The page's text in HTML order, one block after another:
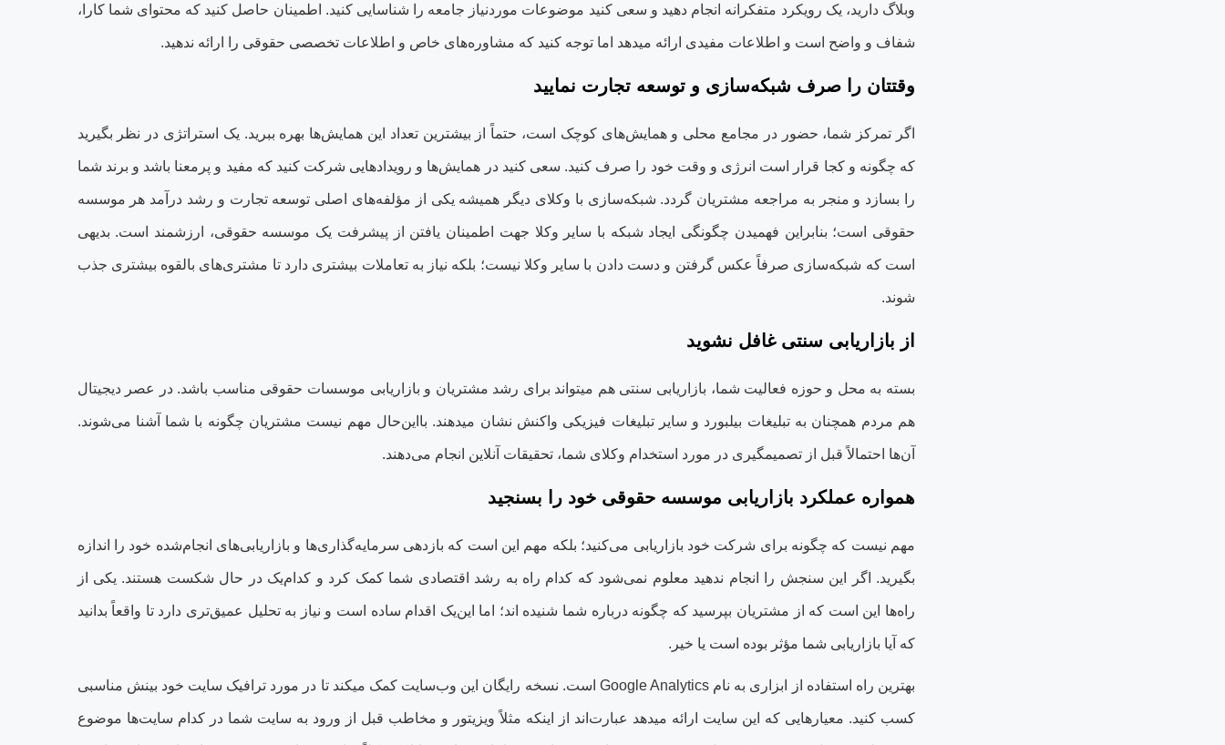
وبلاگ دارید، یک رویکرد متفکرانه انجام دهید و سعی کنید موضوعات موردنیاز جامعه را شناسایی کنید. اطمینان حاصل کنید که محتوای شما کارا،
شفاف و واضح است و اطلاعات مفیدی ارائه می‏دهد اما توجه کنید که مشاوره‌های خاص و اطلاعات تخصصی حقوقی را ارائه ندهید.
وقتتان را صرف شبکه‌سازی و توسعه تجارت نمایید
اگر تمرکز شما، حضور در مجامع محلی و همایش‌های کوچک است، حتماً از بیشترین تعداد این همایش‌ها بهره ببرید. یک استراتژی در نظر بگیرید
که چگونه و کجا قرار است انرژی و وقت خود را صرف کنید. سعی کنید در همایش‌ها و رویدادهایی شرکت کنید که مفید و پرمعنا باشد و برند شما
را بسازد و منجر به مراجعه مشتریان گردد. شبکه‌سازی با وکلای دیگر همیشه یکی از مؤلفه‌های اصلی توسعه تجارت و رشد درآمد هر موسسه
حقوقی است؛ بنابراین فهمیدن چگونگی ایجاد شبکه با سایر وکلا جهت اطمینان یافتن از پیشرفت یک موسسه حقوقی، ارزشمند است. بدیهی
است که شبکه‌سازی صرفاً عکس گرفتن و دست دادن با سایر وکلا نیست؛ بلکه نیاز به تعاملات بیشتری دارد تا مشتری‌های بالقوه بیشتری جذب
شوند.
از بازاریابی سنتی غافل نشوید
بسته به محل و حوزه فعالیت شما، بازاریابی سنتی هم می‏تواند برای رشد مشتریان و بازاریابی موسسات حقوقی مناسب باشد. در عصر دیجیتال
هم مردم همچنان به تبلیغات بیلبورد و سایر تبلیغات فیزیکی واکنش نشان می‏دهند. بااین‌حال مهم نیست مشتریان چگونه با شما آشنا می‏‌شوند.
آن‌ها احتمالاً قبل از تصمیم‏گیری در مورد استخدام وکلای شما، تحقیقات آنلاین انجام می‌‏دهند.
همواره عملکرد بازاریابی موسسه حقوقی خود را بسنجید
مهم نیست که چگونه برای شرکت خود بازاریابی می‏‌کنید؛ بلکه مهم این است که بازدهی سرمایه‌گذاری‌ها و بازاریابی‌های انجام‌شده خود را اندازه
بگیرید. اگر این سنجش را انجام ندهید معلوم نمی‌‏شود که کدام راه به رشد اقتصادی شما کمک کرد و کدام‌یک در حال شکست هستند. یکی از
راه‌ها این است که از مشتریان بپرسید که چگونه درباره شما شنیده ‏اند؛ اما این‌یک اقدام ساده است و نیاز به تحلیل عمیق‌تری دارد تا واقعاً بدانید
که آیا بازاریابی شما مؤثر بوده است یا خیر.
بهترین راه استفاده از ابزاری به نام Google Analytics است. نسخه رایگان این وب‌سایت کمک می‏کند تا در مورد ترافیک سایت خود بینش مناسبی
کسب کنید. معیارهایی که این سایت ارائه می‏دهد عبارت‌اند از اینکه مثلاً ویزیتور و مخاطب قبل از ورود به سایت شما در کدام سایت‌ها موضوع